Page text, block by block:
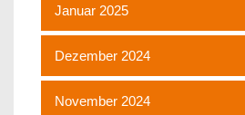
Januar 2025
Dezember 2024
November 2024